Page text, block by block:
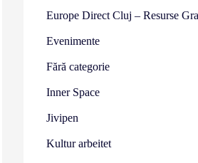
Europe Direct Cluj – Resurse
Evenimente
Fără categorie
Inner Space
Jivipen
Kultur arbeitet